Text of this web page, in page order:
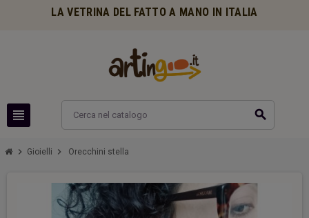
LA VETRINA DEL FATTO A MANO IN ITALIA
view_headline search
chevron_right Gioielli chevron_right Orecchini stella